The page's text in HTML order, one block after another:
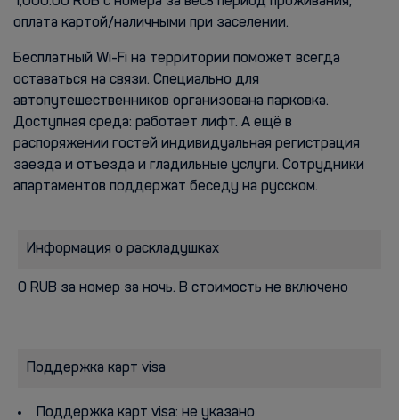
оплата картой/наличными при заселении.
Бесплатный Wi-Fi на территории поможет всегда
оставаться на связи. Специально для
автопутешественников организована парковка.
Доступная среда: работает лифт. А ещё в
распоряжении гостей индивидуальная регистрация
заезда и отъезда и гладильные услуги. Сотрудники
апартаментов поддержат беседу на русском.
Информация о раскладушках
0 RUB за номер за ночь. В стоимость не включено
Поддержка карт visa
Поддержка карт visa: не указано